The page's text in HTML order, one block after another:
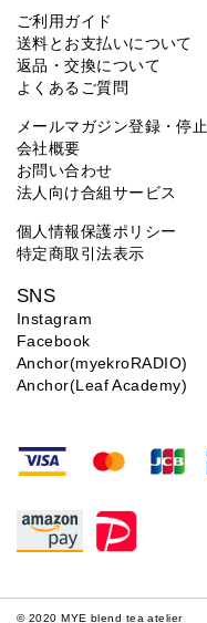
ご利用ガイド
送料とお支払いについて
返品・交換について
よくあるご質問
メールマガジン登録・停止
会社概要
お問い合わせ
法人向け合組サービス
個人情報保護ポリシー
特定商取引法表示
SNS
Instagram
Facebook
Anchor(myekroRADIO)
Anchor(Leaf Academy)
© 2020 MYE blend tea atelier